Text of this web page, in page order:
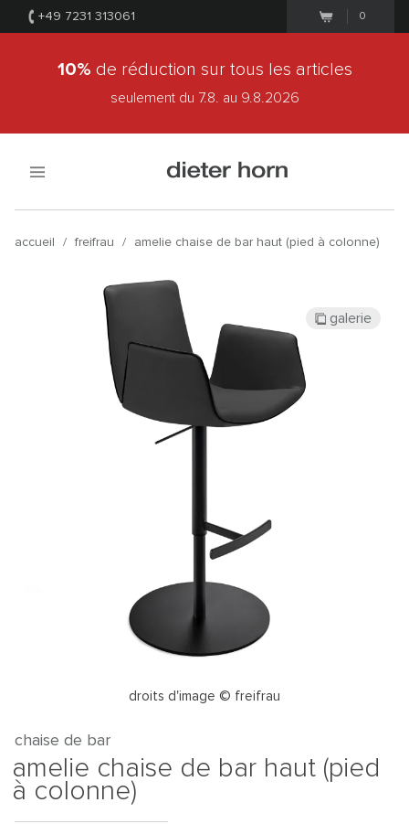
+49 7231 313061 0
10% de réduction sur tous les articles
seulement du 7.8. au 9.8.2026
accueil / freifrau / amelie chaise de bar haut (pied à colonne)
droits d'image © freifrau
galerie
chaise de bar
amelie chaise de bar haut (pied
à colonne)